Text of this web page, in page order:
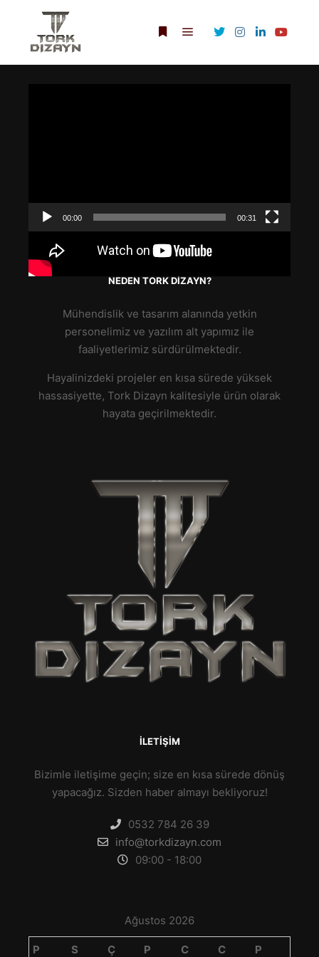
00:00 00:31
NEDEN TORK DIZAYN?
Mühendislik ve tasarım alanında yetkin
personelimiz ve yazılım alt yapımız ile
faaliyetlerimiz sürdürülmektedir.
Hayalinizdeki projeler en kısa sürede yüksek
hassasiyette, Tork Dizayn kalitesiyle ürün olarak
hayata geçirilmektedir.
İLETIŞIM
Bizimle iletişime geçin; size en kısa sürede dönüş
yapacağız. Sizden haber almayı bekliyoruz!
0532 784 26 39
info@torkdizayn.com
09:00 - 18:00
Ağustos 2026
P S Ç P C C P